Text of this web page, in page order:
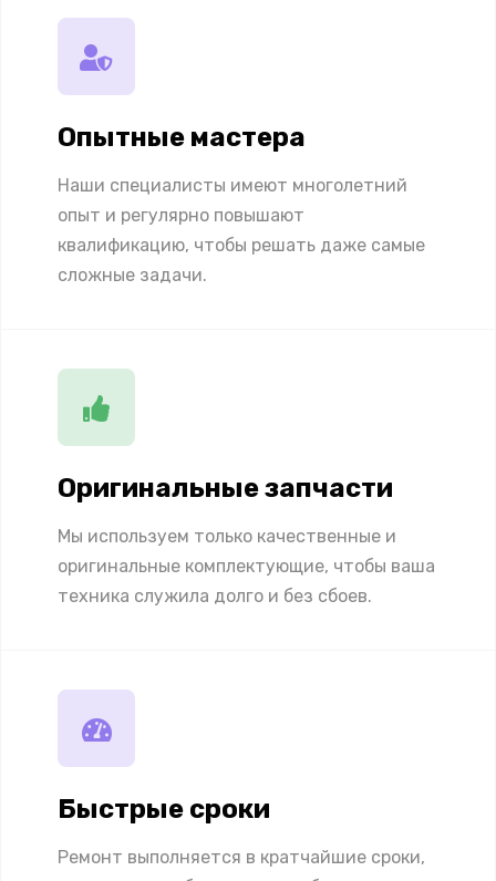
Опытные мастера
Наши специалисты имеют многолетний
опыт и регулярно повышают
квалификацию, чтобы решать даже самые
сложные задачи.
Оригинальные запчасти
Мы используем только качественные и
оригинальные комплектующие, чтобы ваша
техника служила долго и без сбоев.
Быстрые сроки
Ремонт выполняется в кратчайшие сроки,